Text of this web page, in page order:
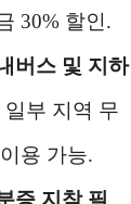
30% 할인.
버스 및 지하
일부 지역 무
용 가능.